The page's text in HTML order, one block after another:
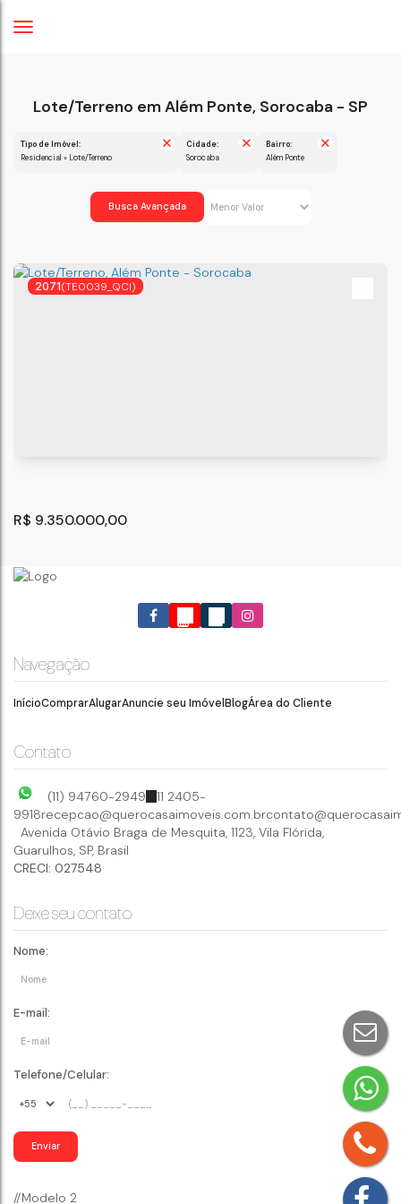
Lote/Terreno em Além Ponte, Sorocaba - SP
Tipo de Imóvel:
Residencial » Lote/Terreno
Cidade:
Sorocaba
Bairro:
Além Ponte
Busca Avançada
2071(TE0039_QCI)
Lote/Terreno, Além Ponte - Sorocaba
R$ 9.350.000,00
110.00m²
Navegação
InícioComprarAlugarAnuncie seu ImóvelBlogÁrea do Cliente
Contato
(11) 94760-2949
11 2405-
9918recepcao@querocasaimoveis.com.br
Avenida Otávio Braga de Mesquita, 1123, Vila Flórida,
Guarulhos, SP, Brasil
CRECI: 027548
Deixe seu contato
Nome:
E-mail:
Telefone/Celular:
//Modelo 2